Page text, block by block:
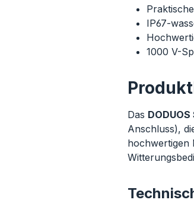
IP67-
1000 V-
Das
Anschluss),
hochwertigen